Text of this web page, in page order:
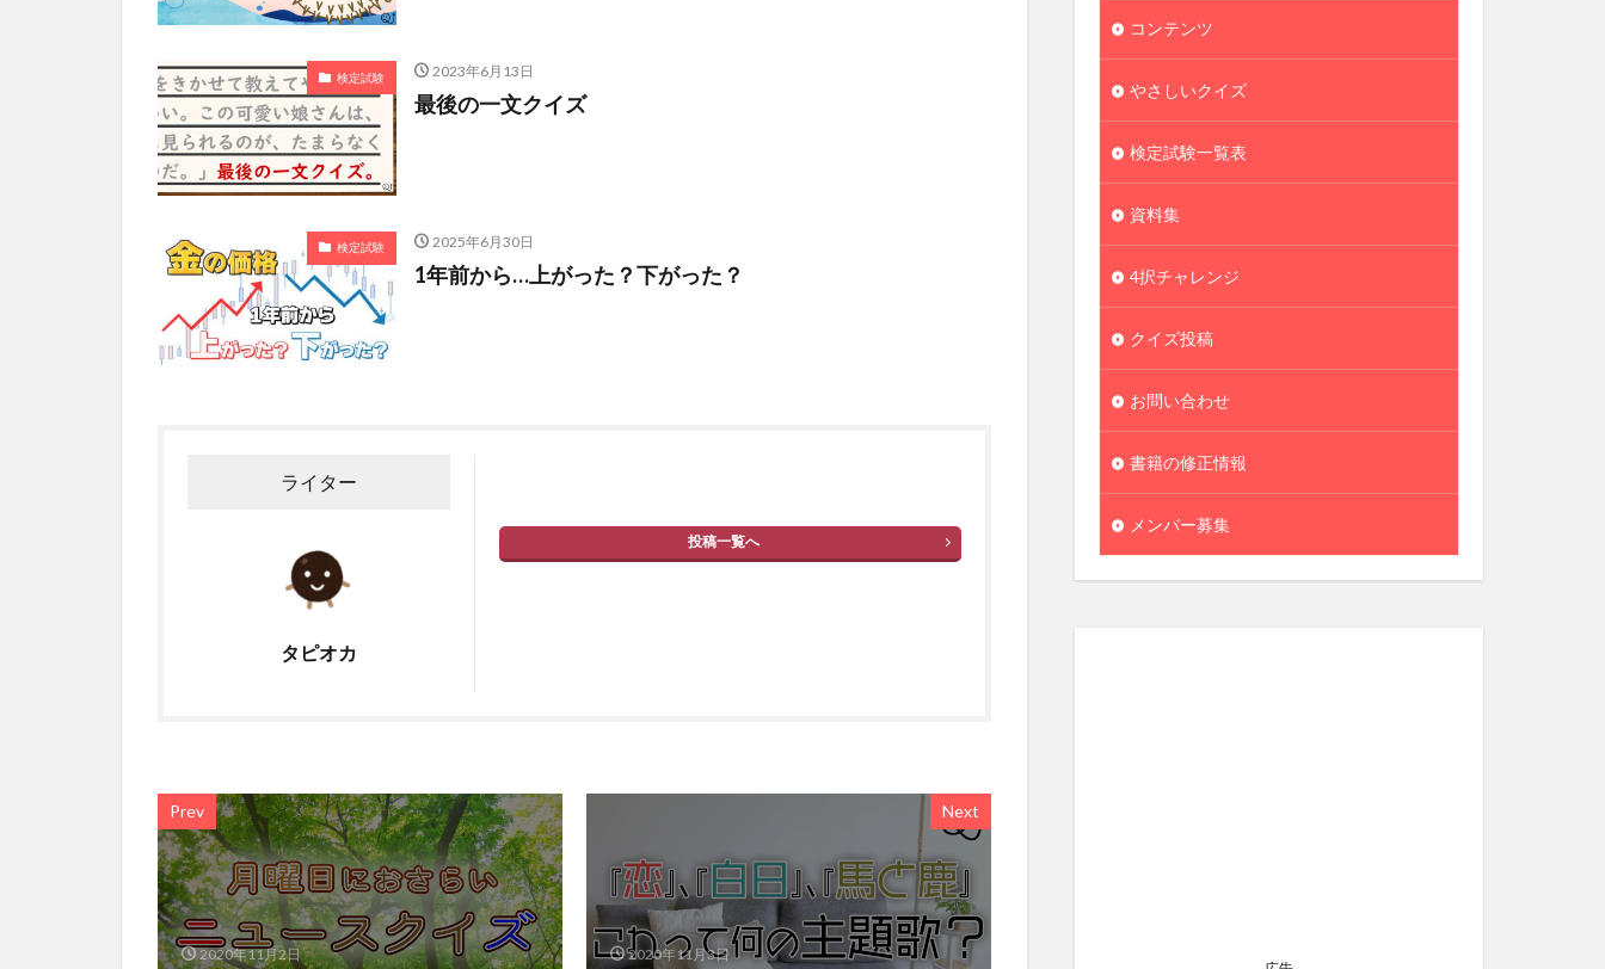
検定試験 2023年6月13日
最後の一文クイズ
検定試験 2025年6月30日
1年前から…上がった？下がった？
ライター
タピオカ
投稿一覧へ
Prev
2020年11月2日
Next
2020年11月3日
コンテンツ
やさしいクイズ
検定試験一覧表
資料集
4択チャレンジ
クイズ投稿
お問い合わせ
書籍の修正情報
メンバー募集